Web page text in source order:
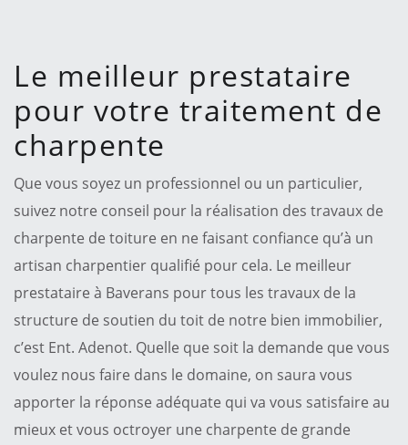
Le meilleur prestataire
pour votre traitement de
charpente
Que vous soyez un professionnel ou un particulier,
suivez notre conseil pour la réalisation des travaux de
charpente de toiture en ne faisant confiance qu’à un
artisan charpentier qualifié pour cela. Le meilleur
prestataire à Baverans pour tous les travaux de la
structure de soutien du toit de notre bien immobilier,
c’est Ent. Adenot. Quelle que soit la demande que vous
voulez nous faire dans le domaine, on saura vous
apporter la réponse adéquate qui va vous satisfaire au
mieux et vous octroyer une charpente de grande